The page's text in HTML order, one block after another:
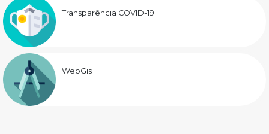
Transparência COVID-19
WebGis